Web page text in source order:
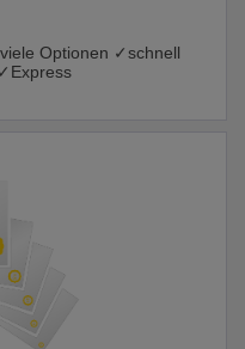
Optionen ✓schnell